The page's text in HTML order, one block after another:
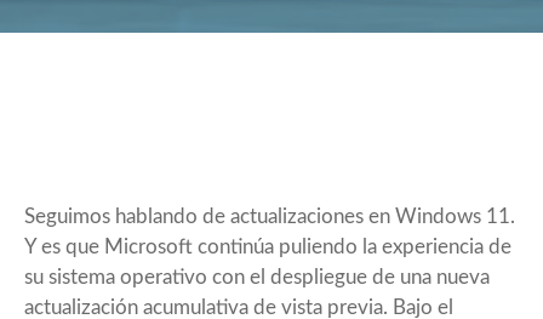
Seguimos hablando de actualizaciones en Windows 11.
Y es que Microsoft continúa puliendo la experiencia de
su sistema operativo con el despliegue de una nueva
actualización acumulativa de vista previa. Bajo el